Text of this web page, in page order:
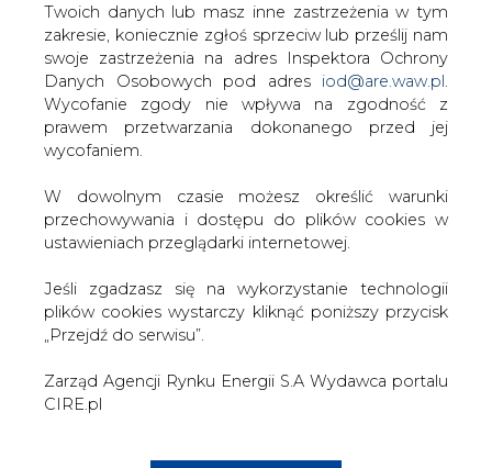
Twoich danych lub masz inne zastrzeżenia w tym
zakresie, koniecznie zgłoś sprzeciw lub prześlij nam
swoje zastrzeżenia na adres Inspektora Ochrony
Danych Osobowych pod adres iod@are.waw.pl
Wycofanie zgody nie wpływa na zgodność z
prawem przetwarzania dokonanego przed jej
wycofaniem.
W dowolnym czasie możesz określić warunki
przechowywania i dostępu do plików cookies w
ustawieniach przeglądarki internetowej.
Jeśli zgadzasz się na wykorzystanie technologii
plików cookies wystarczy kliknąć poniższy przycisk
„Przejdź do serwisu”.
Zarząd Agencji Rynku Energii S.A Wydawca portalu
CIRE.pl
W 1992 r. gmina Kunice, wobec odmowy wykonania
przyłączeń gazu przez DZG, zaciągnęła na ten cel 3,3 mln
zł kredytu i samodzielnie przystąpiła do realizacji
inwestycji. Budowę sieci gazowej Kunice zakończyły w
1995 r., ponosząc nakłady wysokości 5,1 mln zł, a
następnie sieć przekazano do eksploatacji DZG.
Do konfliktu doszło, gdy wrocławska firma, odnosząca
korzyści z eksploatacji sieci, odmówiła wykonania
przyłączeń gazowych do ujętych w planie gminnym
osiedli w Kunicach i Zimnicach o wartości 200 tys. zł.
Gmina wniosła wówczas pozew do Urzędu
Antymonopolowego o stosowanie przez DZG praktyk
monopolistycznych i zwrot połowy nakładów
poniesionych na budowę sieci. W 1998 roku sprawę
wygrała, ale DZG odwołały się najpierw do sądu
antymonopolowego, który utrzymał wyrok, a następnie
złożyły wniosek kasacyjny w Sądzie Najwyższym, który